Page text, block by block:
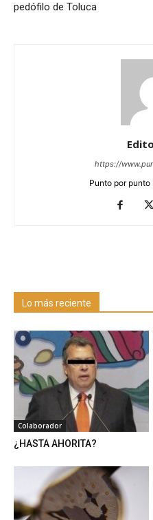
pedófilo de Toluca
https://
Punto por
Lo más reciente
Colaborador
¿HASTA AHORITA?